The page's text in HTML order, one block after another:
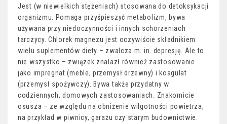
Jest (w niewielkich stężeniach) stosowana do detoksykacji
organizmu. Pomaga przyśpieszyć metabolizm, bywa
używana przy niedoczynności i innych schorzeniach
tarczycy. Chlorek magnezu jest oczywiście składnikiem
wielu suplementów diety – zwalcza m. in. depresję. Ale to
nie wszystko – związek znalazł również zastosowanie
jako impregnat (meble, przemysł drzewny) i koagulat
(przemysł spożywczy). Bywa także przydatny w
codziennych, domowych zastosowaniach. Znakomicie
osusza – ze względu na obniżenie wilgotności powietrza,
na przykład w piwnicy, garażu czy starym budownictwie.